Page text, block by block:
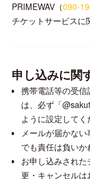
PRIMEWAV（090-
チケットサービスに
申し込みに関
携帯電話等の受
は、必ず「
ように設定してく
メールが届かな
でも責任は負いか
お申し込みされ
更・キャンセル